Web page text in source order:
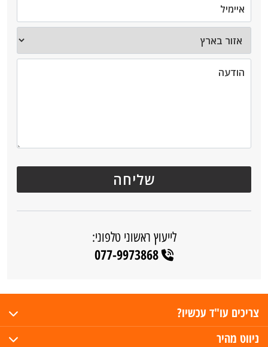
לייעוץ ראשוני טלפוני:
077-9973868
צריכים עו"ד עכשיו?
ניווט מהיר